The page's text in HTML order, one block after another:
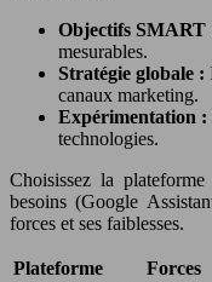
Objectifs SMART
mesurables.
Stratégie globale :
canaux marketing.
Expérimentation :
technologies.
Choisissez la
besoins (Google
forces et ses faiblesses.
Plateforme Forces